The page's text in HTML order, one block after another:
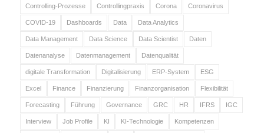
Controlling-Prozesse Controllingpraxis Corona Coronavirus
COVID-19 Dashboards Data Data Analytics
Data Management Data Science Data Scientist Daten
Datenanalyse Datenmanagement Datenqualität
digitale Transformation Digitalisierung ERP-System ESG
Excel Finance Finanzierung Finanzorganisation Flexibilität
Forecasting Führung Governance GRC HR IFRS IGC
Interview Job Profile KI KI-Technologie Kompetenzen